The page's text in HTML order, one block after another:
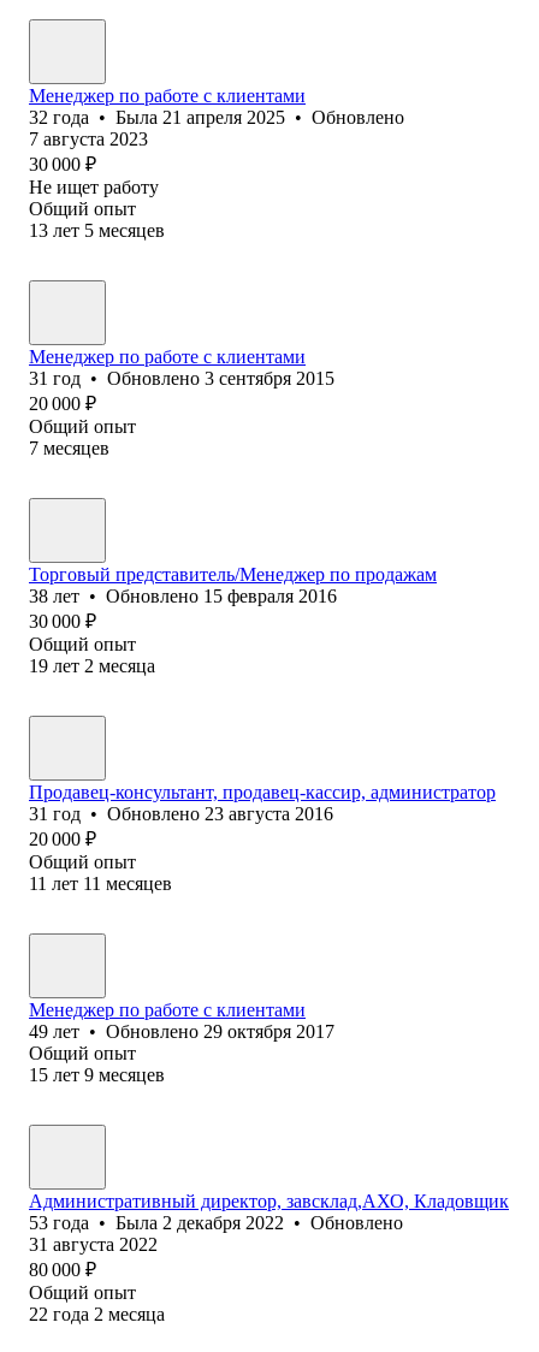
Менеджер по работе с клиентами
32 года • Была 21 апреля 2025 • Обновлено
7 августа 2023
30 000 ₽
Не ищет работу
Общий опыт
13 лет 5 месяцев
Менеджер по работе с клиентами
31 год • Обновлено 3 сентября 2015
20 000 ₽
Общий опыт
7 месяцев
Торговый представитель/Менеджер по продажам
38 лет • Обновлено 15 февраля 2016
30 000 ₽
Общий опыт
19 лет 2 месяца
Продавец-консультант, продавец-кассир, администратор
31 год • Обновлено 23 августа 2016
20 000 ₽
Общий опыт
11 лет 11 месяцев
Менеджер по работе с клиентами
49 лет • Обновлено 29 октября 2017
Общий опыт
15 лет 9 месяцев
Административный директор, завсклад,АХО, Кладовщик
53 года • Была 2 декабря 2022 • Обновлено
31 августа 2022
80 000 ₽
Общий опыт
22 года 2 месяца